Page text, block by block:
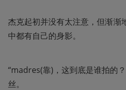
杰克起初并没有太注意，但渐渐
中都有自己的身影。
“madres(靠)，这到底是谁拍的
丝。